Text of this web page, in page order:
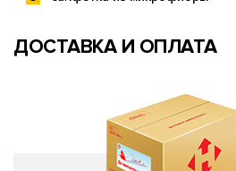
ДОСТАВКА И ОПЛАТА